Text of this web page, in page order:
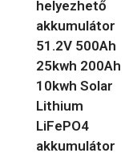
helyezhető
akkumulátor
51.2V 500Ah
25kwh 200Ah
10kwh Solar
Lithium
LiFePO4
akkumulátor